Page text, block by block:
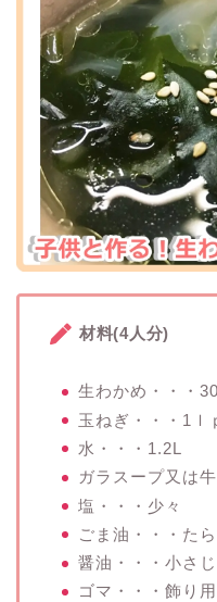
材料(4人分)
生わかめ・・・
玉ねぎ・・・1ｌ
水・・・1.2L
ガラスープ又は
塩・・・少々
ごま油・・・た
醤油・・・小さじ
ゴマ・・・飾り用